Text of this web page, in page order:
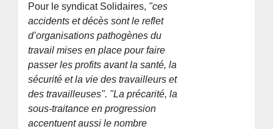
Pour le syndicat Solidaires, "ces
accidents et décès sont le reflet
d’organisations pathogènes du
travail mises en place pour faire
passer les profits avant la santé, la
sécurité et la vie des travailleurs et
des travailleuses". "La précarité, la
sous-traitance en progression
accentuent aussi le nombre